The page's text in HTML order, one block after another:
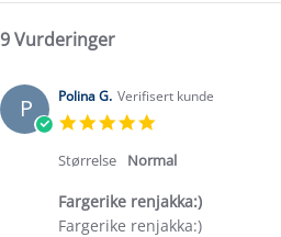
9 Vurderinger
P Polina G. Verifisert kunde
rating
Størrelse Normal
Fargerike renjakka:)
Review
review
Fargerike renjakka:)